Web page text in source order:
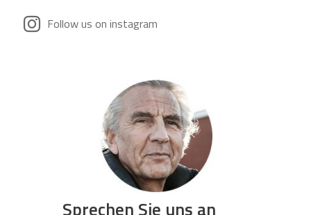
Follow us on instagram
Sprechen Sie uns an